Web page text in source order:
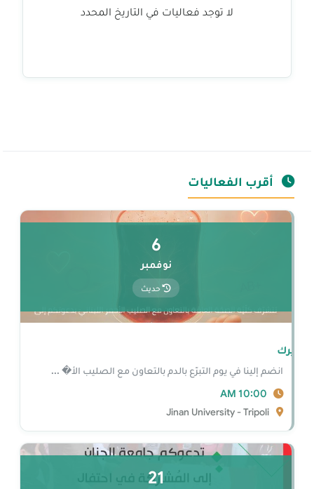
لا توجد فعاليات في التاريخ المحدد
أقرب الفعاليات
6
نوفمبر
حديث
لغيرك
انضم إلينا في يوم التبرّع بالدم بالتعاون مع الصليب الأ� ...
Jinan University - Tripoli
21